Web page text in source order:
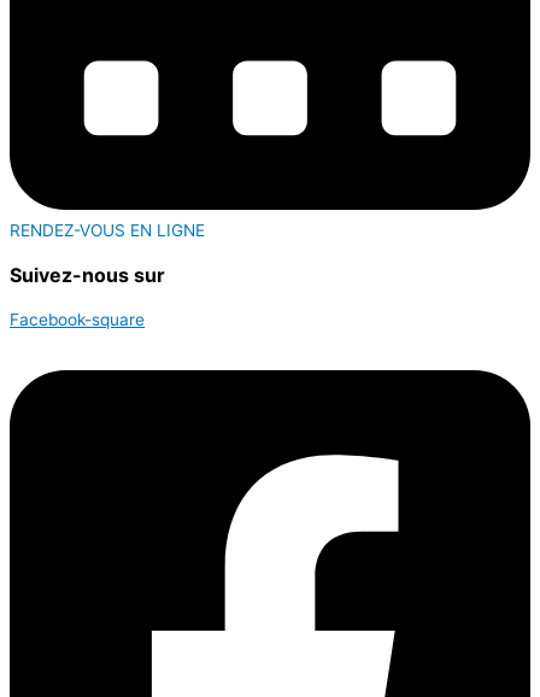
RENDEZ-VOUS EN LIGNE
Suivez-nous sur
Facebook-square